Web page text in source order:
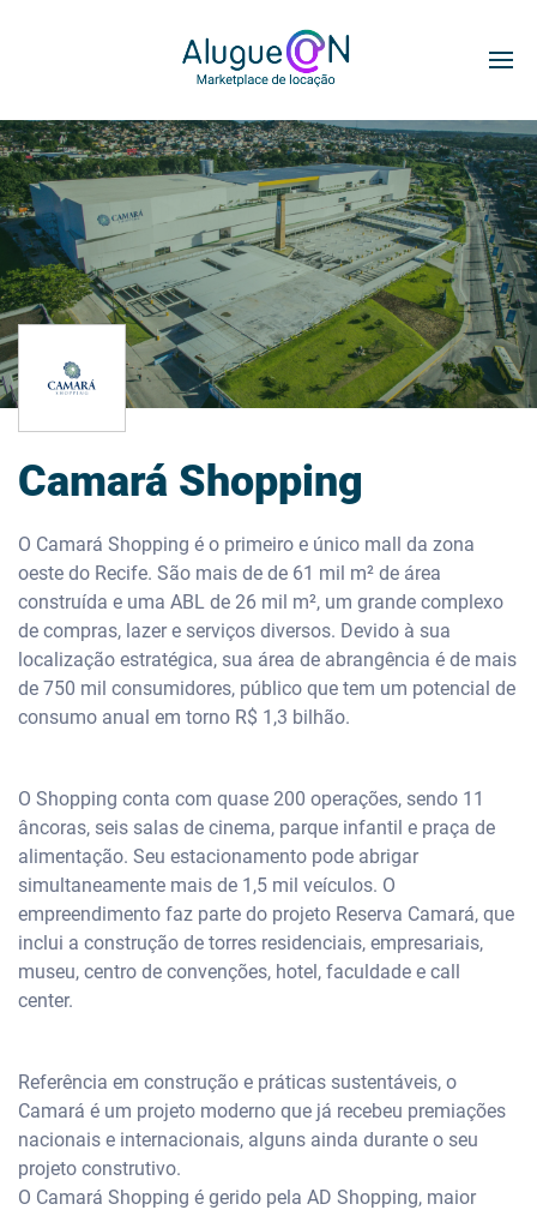
Camará Shopping
O Camará Shopping é o primeiro e único mall da zona
oeste do Recife. São mais de de 61 mil m² de área
construída e uma ABL de 26 mil m², um grande complexo
de compras, lazer e serviços diversos. Devido à sua
localização estratégica, sua área de abrangência é de mais
de 750 mil consumidores, público que tem um potencial de
consumo anual em torno R$ 1,3 bilhão.
O Shopping conta com quase 200 operações, sendo 11
âncoras, seis salas de cinema, parque infantil e praça de
alimentação. Seu estacionamento pode abrigar
simultaneamente mais de 1,5 mil veículos. O
empreendimento faz parte do projeto Reserva Camará, que
inclui a construção de torres residenciais, empresariais,
museu, centro de convenções, hotel, faculdade e call
center.
Referência em construção e práticas sustentáveis, o
Camará é um projeto moderno que já recebeu premiações
nacionais e internacionais, alguns ainda durante o seu
projeto construtivo.
O Camará Shopping é gerido pela AD Shopping, maior